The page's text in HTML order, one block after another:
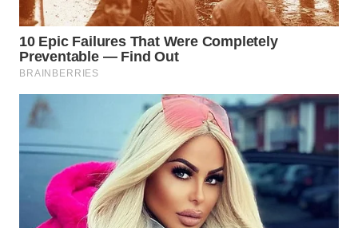
SERDANG
WN
TEBING
WN
PAKPAK
WN
KARAWANG